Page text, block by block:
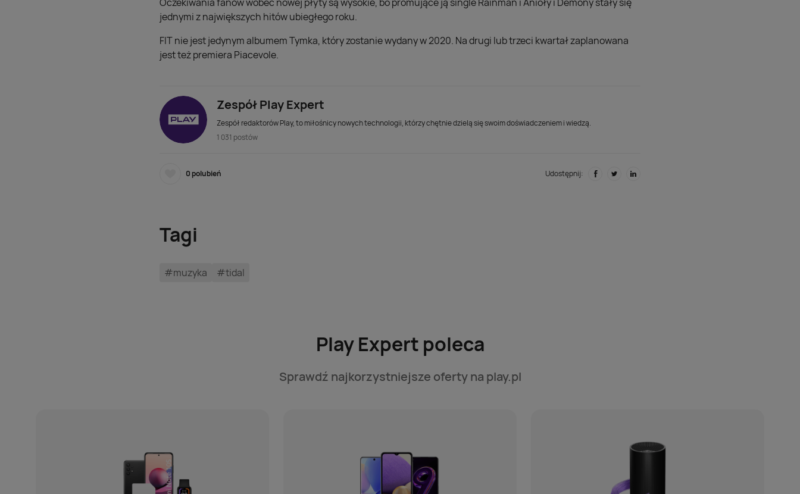
jednymi z największych hitów ubiegłego roku.
FIT nie jest jedynym albumem Tymka, który zostanie wydany w 2020. Na drugi lub trzeci kwartał zaplanowana
jest też premiera Piacevole.
Zespół Play Expert
Zespół redaktorów Play, to miłośnicy nowych technologii, którzy chętnie dzielą się swoim doświadczeniem i wiedzą.
1 031 postów
0 polubień Udostępnij:
Tagi
#muzyka #tidal
Play Expert poleca
Sprawdź najkorzystniejsze oferty na play.pl